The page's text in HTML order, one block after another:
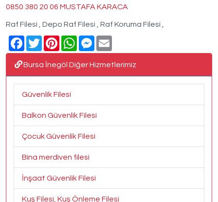
0850 380 20 06 MUSTAFA KARACA
Raf Filesi , Depo Raf Filesi , Raf Koruma Filesi ,
Facebook
TwitterPinterestWhatsAppMessenger
Bursa İnegöl Diğer Hizmetlerimiz
Güvenlik Filesi
Balkon Güvenlik Filesi
Çocuk Güvenlik Filesi
Bina merdiven filesi
İnşaat Güvenlik Filesi
Kuş Filesi, Kuş Önleme Filesi